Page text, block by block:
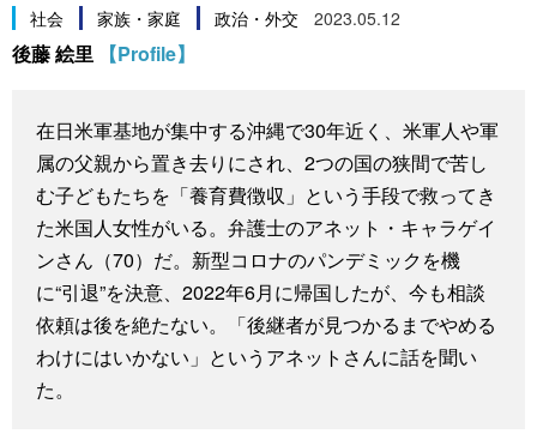
科学・技術
暮らし
スポーツ・東京2020
Books
Cinema
Topics
Images
People
東京
社会 家族・家庭 政治・外交 2023.05.12
後藤 絵里 【Profile】
在日米軍基地が集中する沖縄で30年近く、米軍人や軍
属の父親から置き去りにされ、2つの国の狭間で苦し
む子どもたちを「養育費徴収」という手段で救ってき
た米国人女性がいる。弁護士のアネット・キャラゲイ
ンさん（70）だ。新型コロナのパンデミックを機
に“引退”を決意、2022年6月に帰国したが、今も相談
依頼は後を絶たない。「後継者が見つかるまでやめる
わけにはいかない」というアネットさんに話を聞い
た。